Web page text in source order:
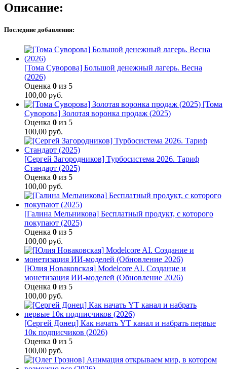
Описание:
Последние добавления:
[Тома Суворова] Большой денежный лагерь. Весна
(2026)
Оценка 0 из 5
100,00 руб.
[Тома
Суворова] Золотая воронка продаж (2025)
Оценка 0 из 5
100,00 руб.
[Сергей Загородников] Турбосистема 2026. Тариф
Стандарт (2025)
Оценка 0 из 5
100,00 руб.
[Галина Мельникова] Бесплатный продукт, с которого
покупают (2025)
Оценка 0 из 5
100,00 руб.
[Юлия Новаковская] Modelcore AI. Создание и
монетизация ИИ-моделей (Обновление 2026)
Оценка 0 из 5
100,00 руб.
[Сергей Донец] Как начать YT канал и набрать первые
10к подписчиков (2026)
Оценка 0 из 5
100,00 руб.